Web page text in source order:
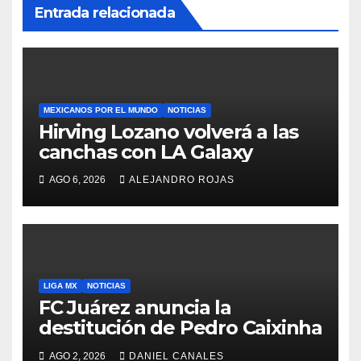
Entrada relacionada
MEXICANOS POR EL MUNDO NOTICIAS
Hirving Lozano volverá a las
canchas con LA Galaxy
AGO 6, 2026 ALEJANDRO ROJAS
LIGA MX NOTICIAS
FC Juárez anuncia la
destitución de Pedro Caixinha
AGO 2, 2026 DANIEL CANALES